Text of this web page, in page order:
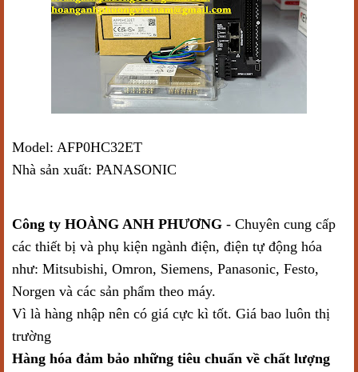
Model: AFP0HC32ET
Nhà sản xuất: PANASONIC
Công ty HOÀNG ANH PHƯƠNG - Chuyên cung cấp
các thiết bị và phụ kiện ngành điện, điện tự động hóa
như: Mitsubishi, Omron, Siemens, Panasonic, Festo,
Norgen và các sản phẩm theo máy.
Vì là hàng nhập nên có giá cực kì tốt. Giá bao luôn thị
trường
Hàng hóa đảm bảo những tiêu chuẩn về chất lượng